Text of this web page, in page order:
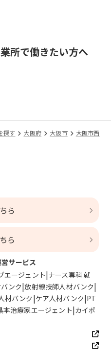
所で働きたい方へ
探す 大阪府 大阪市
大阪市西
ら
ら
サービス
エージェント ナース専科 就
ンク 放射線技師人材バンク
材バンク ケア人材バンク PT
本治療家エージェント カイポ